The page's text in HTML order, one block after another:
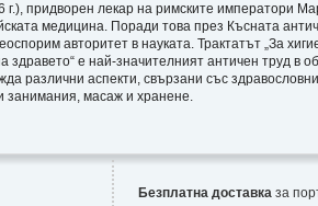
г.), придворен лекар на римските императори
медицина. Поради това през Късната
авторитет в науката. Трактатът „За
здравето“ е най-значителният античен труд в
различни аспекти, свързани със
занимания, масаж и хранене.
Безплатна доставка за